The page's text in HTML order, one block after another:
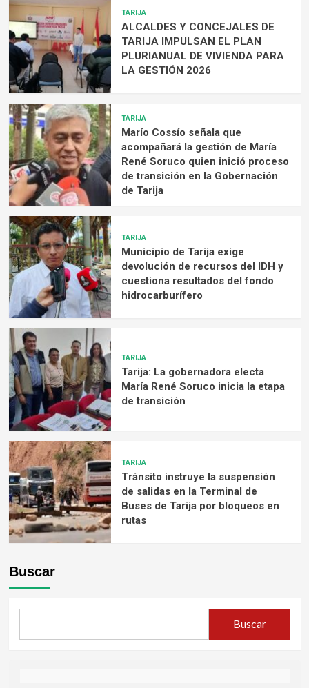
TARIJA
ALCALDES Y CONCEJALES DE
TARIJA IMPULSAN EL PLAN
PLURIANUAL DE VIVIENDA PARA
LA GESTIÓN 2026
TARIJA
Marío Cossío señala que
acompañará la gestión de María
René Soruco quien inició proceso
de transición en la Gobernación
de Tarija
TARIJA
Municipio de Tarija exige
devolución de recursos del IDH y
cuestiona resultados del fondo
hidrocarburífero
TARIJA
Tarija: La gobernadora electa
María René Soruco inicia la etapa
de transición
TARIJA
Tránsito instruye la suspensión
de salidas en la Terminal de
Buses de Tarija por bloqueos en
rutas
Buscar
Buscar